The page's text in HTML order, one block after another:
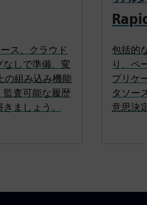
ス、クラウド
なしで準備、変
の組み込み機能
監査可能な履歴
ましょう。
包括的
り、ペ
プリケ
タソー
意思決